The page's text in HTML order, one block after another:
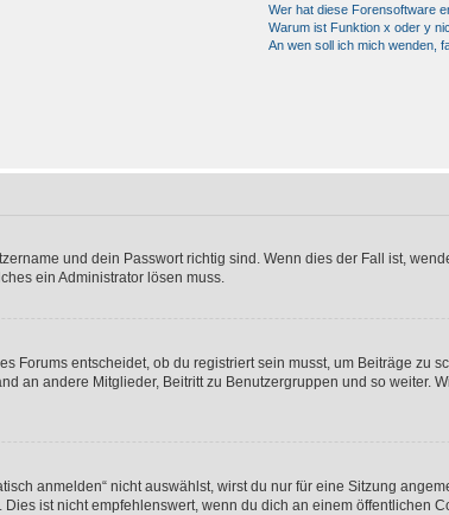
Wer hat diese Forensoftware
Warum ist Funktion x oder y
An wen soll ich mich wenden,
und dein Passwort richtig sind. Wenn dies der Fall ist,
ein Administrator lösen muss.
Forums entscheidet, ob du registriert sein musst, um Beiträge zu
an andere Mitglieder, Beitritt zu Benutzergruppen und so
anmelden“ nicht auswählst, wirst du nur für eine Sitzung
ist nicht empfehlenswert, wenn du dich an einem öffentlichen